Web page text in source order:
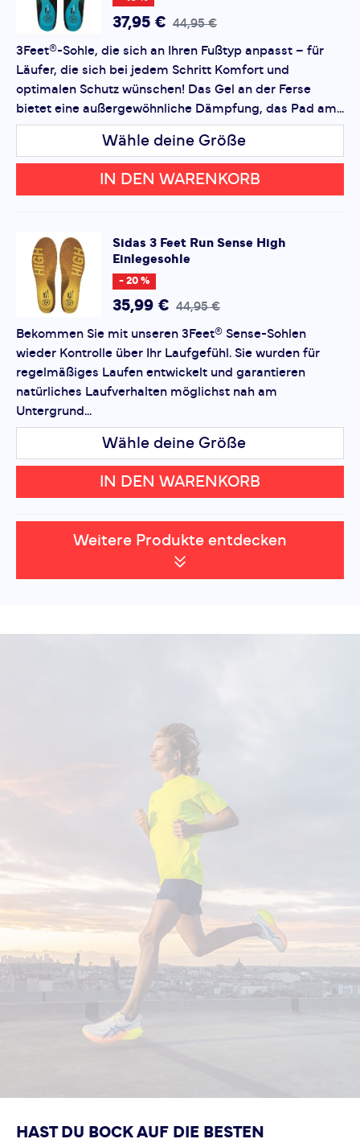
Bewertung hinzufügen
Dieses Formular ist durch reCAPTCHA geschützt – es gelten
dieDatenschutzbestimmungenundNutzungsbedingungen
von Google.
37,95 € 44,95 €
3Feet®-Sohle, die sich an Ihren Fußtyp anpasst – für
Läufer, die sich bei jedem Schritt Komfort und
optimalen Schutz wünschen! Das Gel an der Ferse
bietet eine außergewöhnliche Dämpfung, das Pad am...
Wähle deine Größe
IN DEN WARENKORB
Sidas 3 Feet Run Sense High
Einlegesohle
- 20 %
35,99 € 44,95 €
Bekommen Sie mit unseren 3Feet® Sense-Sohlen
wieder Kontrolle über Ihr Laufgefühl. Sie wurden für
regelmäßiges Laufen entwickelt und garantieren
natürliches Laufverhalten möglichst nah am
Untergrund...
Wähle deine Größe
IN DEN WARENKORB
Weitere Produkte entdecken
HAST DU BOCK AUF DIE BESTEN